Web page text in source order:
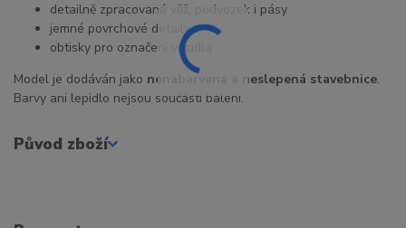
detailně zpracovaná věž, podvozek i pásy
jemné povrchové detaily
obtisky pro označení vozidla
Model je dodáván jako nenabarvená a neslepená stavebnice.
Barvy ani lepidlo nejsou součástí balení.
Původ zboží